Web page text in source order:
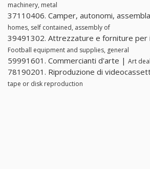
machinery, metal
37110406. Camper, autonomi,
homes, self contained, assembly of
39491302. Attrezzature e forniture per
Football equipment and supplies, general
59991601. Commercianti d'arte | Art
78190201. Riproduzione di
tape or disk reproduction